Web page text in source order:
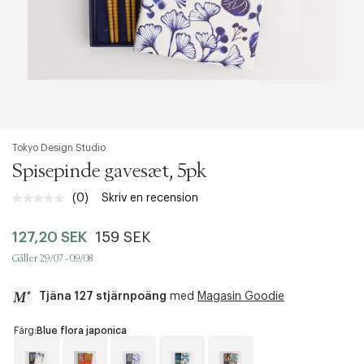
Tokyo Design Studio
Spisepinde gavesæt, 5pk
Inget
Länk
till
samma
(0) Skriv en recension
127,20 SEK 159 SEK
Gäller 29/07 - 09/08
Tjäna 127 stjärnpoäng med Magasin Goodie
aFärg: Blue flora japonica